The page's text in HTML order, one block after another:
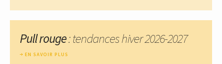
Pull rouge: tendances hiver 2026-2027
EN SAVOIR PLUS